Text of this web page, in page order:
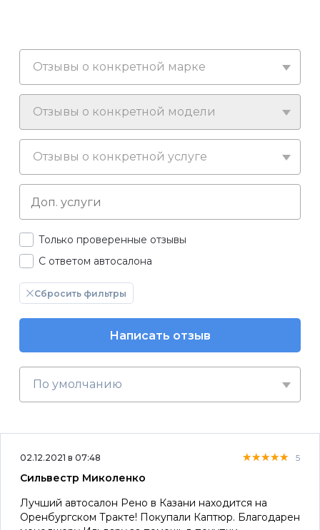
Отзывы о конкретной марке
Отзывы о конкретной модели
Отзывы о конкретной услуге
Только проверенные отзывы
С ответом автосалона
Сбросить фильтры
Написать отзыв
По умолчанию
02.12.2021 в 07:48 ★★★★★
★★★★★
★★★★★ 5
Сильвестр Миколенко
Лучший автосалон Рено в Казани находится на
Оренбургском Тракте! Покупали Каптюр. Благодарен